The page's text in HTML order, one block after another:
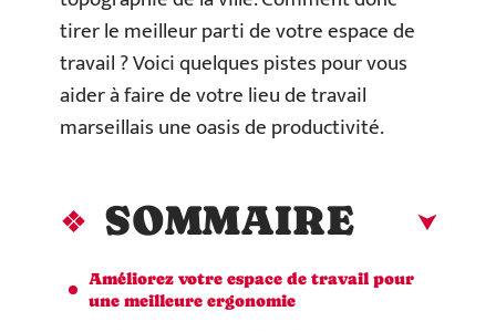
tirer le meilleur parti de votre espace de
travail ? Voici quelques pistes pour vous
aider à faire de votre lieu de travail
marseillais une oasis de productivité.
SOMMAIRE
Améliorez votre espace de travail pour
une meilleure ergonomie